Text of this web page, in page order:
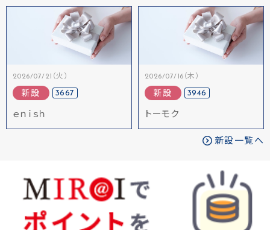
2026/07/21（火）
新設 3667
ｅｎｉｓｈ
2026/07/16（木）
新設 3946
トーモク
新設一覧へ